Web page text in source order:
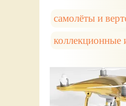
самолёты и
коллекционные